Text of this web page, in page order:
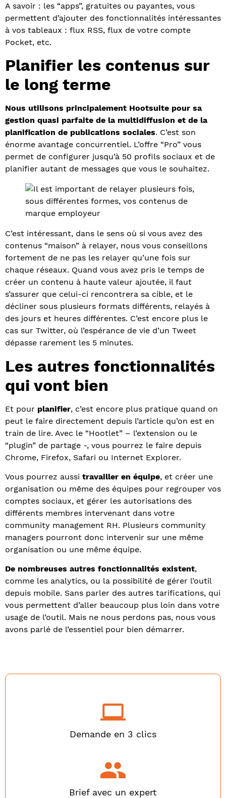
A savoir : les “apps”, gratuites ou payantes, vous
permettent d’ajouter des fonctionnalités intéressantes
à vos tableaux : flux RSS, flux de votre compte
Pocket, etc.
Planifier les contenus sur
le long terme
Nous utilisons principalement Hootsuite pour sa
gestion quasi parfaite de la multidiffusion et de la
planification de publications sociales. C’est son
énorme avantage concurrentiel. L’offre “Pro” vous
permet de configurer jusqu’à 50 profils sociaux et de
planifier autant de messages que vous le souhaitez.
C’est intéressant, dans le sens où si vous avez des
contenus “maison” à relayer, nous vous conseillons
fortement de ne pas les relayer qu’une fois sur
chaque réseaux. Quand vous avez pris le temps de
créer un contenu à haute valeur ajoutée, il faut
s’assurer que celui-ci rencontrera sa cible, et le
décliner sous plusieurs formats différents, relayés à
des jours et heures différentes. C’est encore plus le
cas sur Twitter, où l’espérance de vie d’un Tweet
dépasse rarement les 5 minutes.
Les autres fonctionnalités
qui vont bien
Et pour planifier, c’est encore plus pratique quand on
peut le faire directement depuis l’article qu’on est en
train de lire. Avec le “Hootlet” – l’extension ou le
“plugin” de partage -, vous pourrez le faire depuis
Chrome, Firefox, Safari ou Internet Explorer.
Vous pourrez aussi travailler en équipe, et créer une
organisation ou même des équipes pour regrouper vos
comptes sociaux, et gérer les autorisations des
différents membres intervenant dans votre
community management RH. Plusieurs community
managers pourront donc intervenir sur une même
organisation ou une même équipe.
De nombreuses autres fonctionnalités existent,
comme les analytics, ou la possibilité de gérer l’outil
depuis mobile. Sans parler des autres tarifications, qui
vous permettent d’aller beaucoup plus loin dans votre
usage de l’outil. Mais ne nous perdons pas, nous vous
avons parlé de l’essentiel pour bien démarrer.
Demande en 3 clics
Brief avec un expert